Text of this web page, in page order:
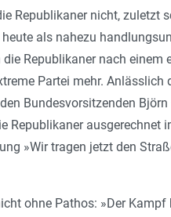
Republikaner nicht, zuletzt
als nahezu
Republikaner nach einem
Partei mehr. Anlässlich
Bundesvorsitzenden
ausgerechnet
»Wir tragen jetzt den
ohne Pathos: »Der